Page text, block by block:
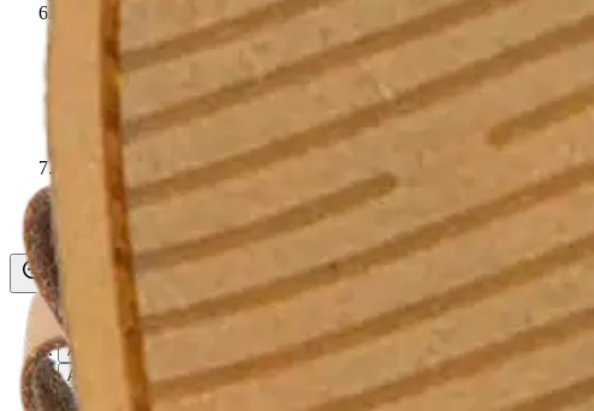
Asiakasomistaja-alennus -15 %
Avaa kuva suurempana
Avaa kuva suurempana
Avaa kuva suurempana
Avaa kuva suurempana